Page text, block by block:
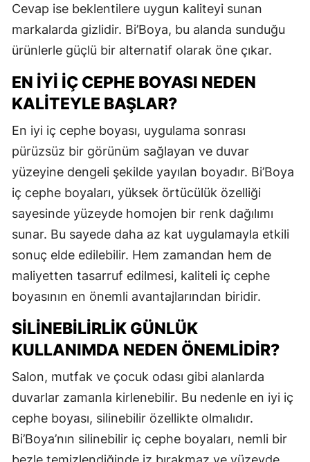
Cevap ise beklentilere uygun kaliteyi sunan
markalarda gizlidir. Bi’Boya, bu alanda sunduğu
ürünlerle güçlü bir alternatif olarak öne çıkar.
EN İYI İÇ CEPHE BOYASI NEDEN
KALITEYLE BAŞLAR?
En iyi iç cephe boyası, uygulama sonrası
pürüzsüz bir görünüm sağlayan ve duvar
yüzeyine dengeli şekilde yayılan boyadır. Bi’Boya
iç cephe boyaları, yüksek örtücülük özelliği
sayesinde yüzeyde homojen bir renk dağılımı
sunar. Bu sayede daha az kat uygulamayla etkili
sonuç elde edilebilir. Hem zamandan hem de
maliyetten tasarruf edilmesi, kaliteli iç cephe
boyasının en önemli avantajlarından biridir.
SILINEBILIRLIK GÜNLÜK
KULLANIMDA NEDEN ÖNEMLIDIR?
Salon, mutfak ve çocuk odası gibi alanlarda
duvarlar zamanla kirlenebilir. Bu nedenle en iyi iç
cephe boyası, silinebilir özellikte olmalıdır.
Bi’Boya’nın silinebilir iç cephe boyaları, nemli bir